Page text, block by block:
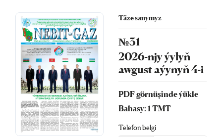
Täze sanymyz
№31
2026-njy ýylyň
awgust aýynyň 4-i
PDF görnüşinde ýükle
Bahasy: 1 TMT
Telefon belgi